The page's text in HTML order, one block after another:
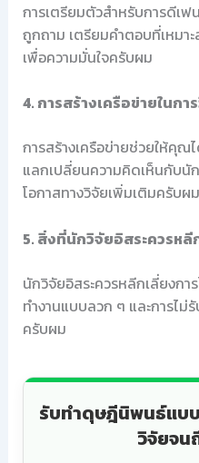
การเตรียมตัวสำหรับการดีเฟ
ถูกถาม เตรียมคำตอบที่เหมา
เพื่อความมั่นใจครับผม
4. การสร้างเครือข่ายในกา
การสร้างเครือข่ายช่วยให้คุณ
แลกเปลี่ยนความคิดเห็นกับนั
โอกาสทางวิจัยเพิ่มเติมครับผม
5. สิ่งที่นักวิจัยอิสระควรหลี
นักวิจัยอิสระควรหลีกเลี่ยงก
ทำงานแบบลวก ๆ และการไ
ครับผม
รับทำดุษฎีนิพนธ์แบ
วิจัยจน